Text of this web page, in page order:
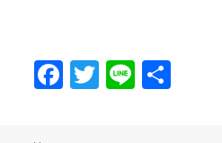
F
T
Li